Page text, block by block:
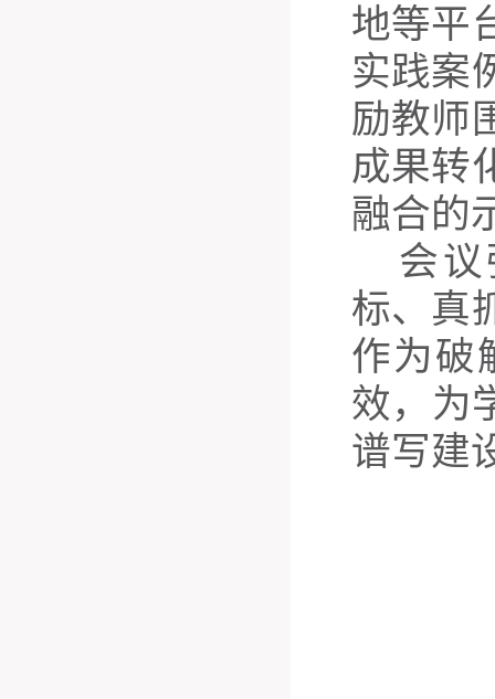
地等平
实践案
励教师
成果转
融合的
会
标、真
作为破
效，为
谱写建